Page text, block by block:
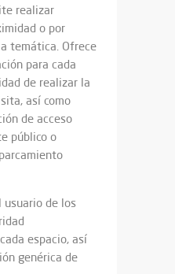
realizar
o por
temática. Ofrece
para cada
de realizar la
así como
de acceso
público o
de los
espacio, así
genérica de